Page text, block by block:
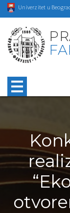
Univerzitet u